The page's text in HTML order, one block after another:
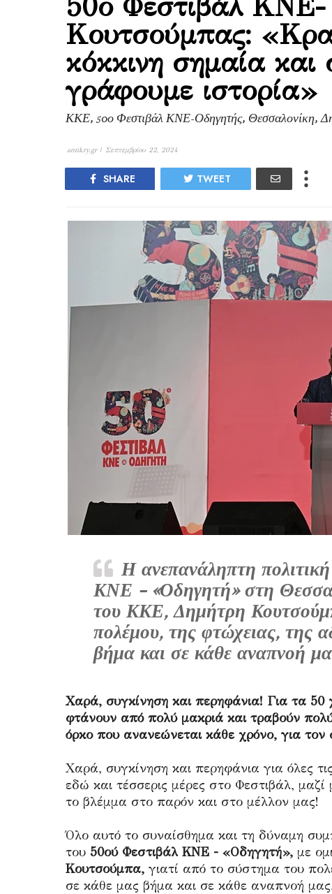
Κουτσούμπας:
κόκκινη σημαία και
γράφουμε ιστορία»
ΚΚΕ, 50ο Φεστιβάλ ΚΝΕ-Οδηγητής, Θεσσαλονίκη,
antikry.gr | Σεπτεμβρίου 22, 2024
SHARE TWEET
Η ανεπανάληπτη πολιτική
ΚΝΕ - «Οδηγητή»στη
του ΚΚΕ,Δημήτρη
πολέμου, της φτώχειας, της
βήμα και σε κάθε αναπνοή
Χαρά, συγκίνηση και περηφάνια! Για τα
φτάνουν από πολύ μακριά και τραβούν
όρκο που ανανεώνεται κάθε χρόνο, για τον
Χαρά, συγκίνηση και περηφάνια για όλες
εδώ και τέσσερις μέρες στο Φεστιβάλ,
το βλέμμα στο παρόν και στο μέλλον μας!
Όλο αυτό το συναίσθημα και τη δύναμη
του 50ού Φεστιβάλ ΚΝΕ - «Οδηγητή», με
Κουτσούμπα, γιατί από το σύστημα του
σε κάθε μας βήμα και σε κάθε αναπνοή μας,